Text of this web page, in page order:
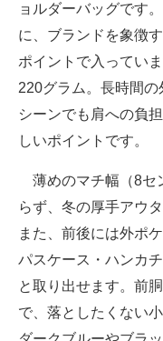
ョルダーバッグです
に、ブランドを象徴
ポイントで入ってい
220グラム。長時間の
シーンでも肩への負
しいポイントです。
薄めのマチ幅（8セ
らず、冬の厚手アウ
また、前後には外ポ
パスケース・ハンカ
と取り出せます。前
で、落としたくない